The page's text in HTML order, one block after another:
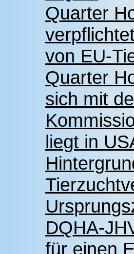
Quarter
von EU-
Quarter
sich mit
liegt in
DQHA-
für einen